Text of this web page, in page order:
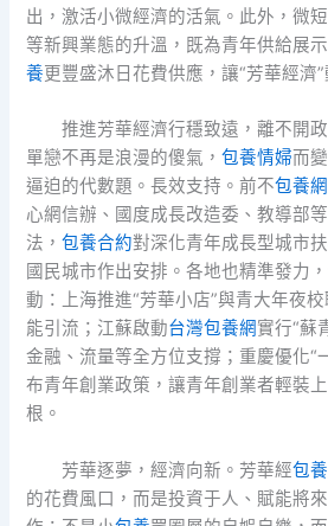
出，激活小微經濟的活氣。此外，微
等新興業態的升溫，既為青年供給展
養更豐盛沐日花費供應，讓“芳華經濟
推進芳華經濟行穩致遠，離不開
單戀不再是浪漫的傻氣，包養情婦而
逼迫的代數題。長效支持。前不包養網
心網信辦、國度成長改造委、教導部
法，包養合約對深化青年成長型城市
國民城市作出安排。各地也精準發力
動：上海推進“芳華小店”與青大年夜
能引流；江蘇啟動台灣包養網實行“蘇
金融、流量等全方位支撐；重慶優化“
布青年創業政策，讓青年創業者輕裝
根。
芳華逐夢，經濟向新。芳華經包
的花費風口，而是投資于人、賦能將